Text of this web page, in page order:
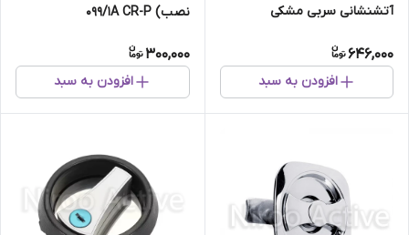
آتشنشانی سربی مشکی
646,000
افزودن به سبد
نصب) ۰۹۹/۱A CR-P
300,000
افزودن به سبد